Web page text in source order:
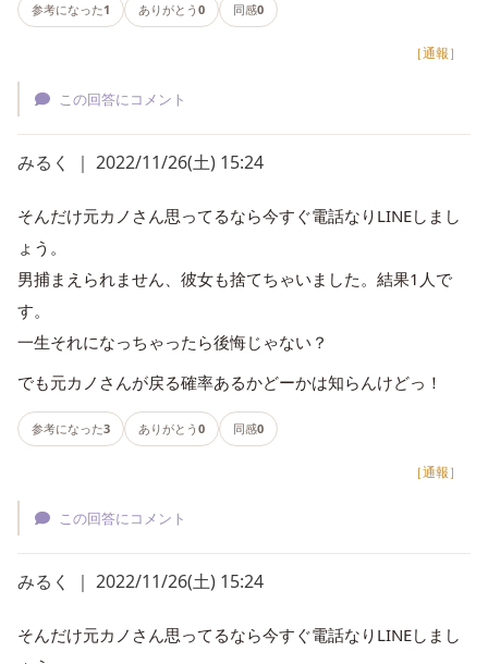
参考になった1 ありがとう 0 同感0
［通報］
この回答にコメント
みるく ｜ 2022/11/26(土) 15:24
そんだけ元カノさん思ってるなら今すぐ電話なりLINEしまし
ょう。
男捕まえられません、彼女も捨てちゃいました。結果1人で
す。
一生それになっちゃったら後悔じゃない？
でも元カノさんが戻る確率あるかどーかは知らんけどっ！
参考になった3 ありがとう 0 同感0
［通報］
この回答にコメント
みるく ｜ 2022/11/26(土) 15:24
そんだけ元カノさん思ってるなら今すぐ電話なりLINEしまし